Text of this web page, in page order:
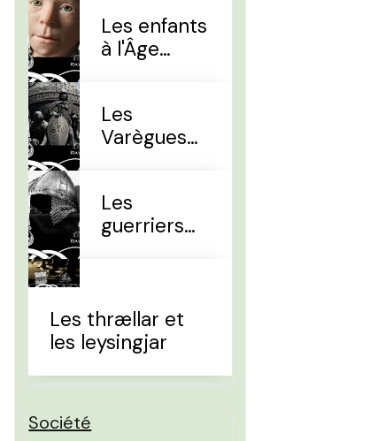
Les enfants
à l'Âge
Les
Varègues
Les
guerriers
Les thrællar et
les leysingjar
Société